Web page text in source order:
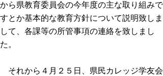
から県教育委員会の今年度の主な取り組みで
すとか基本的な教育方針について説明致しま
して、各課等の所管事項の連絡を致しまし
た。
それから４月２５日、県民カレッジ学友会